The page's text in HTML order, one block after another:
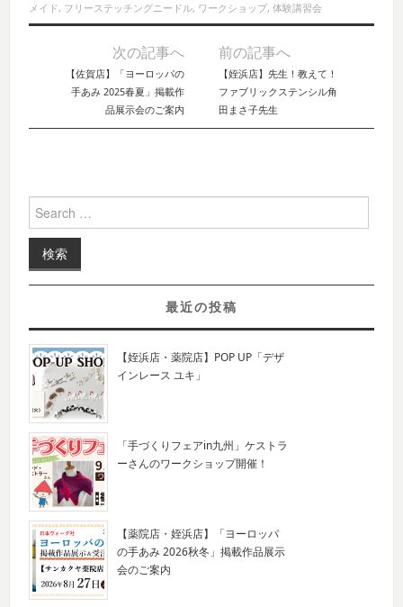
メイド, フリーステッチングニードル, ワークショップ,体験講習会
Post navigation
次の記事へ
【佐賀店】「ヨーロッパの
手あみ 2025春夏」掲載作
品展示会のご案内
前の記事へ
【姪浜店】先生！教えて！
ファブリックステンシル角
田まさ子先生
Search for:
最近の投稿
【姪浜店・薬院店】POP UP「デザ
インレース ユキ」
「手づくりフェアin九州」ケストラ
ーさんのワークショップ開催！
【薬院店・姪浜店】「ヨーロッパ
の手あみ 2026秋冬」掲載作品展示
会のご案内